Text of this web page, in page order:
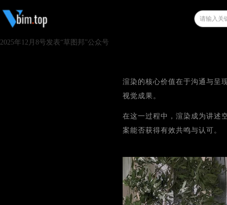
2025年12月8号发表“草图邦”公众号
渲染的核心价值在于沟通与呈
视觉成果。
在这一过程中，渲染成为讲述
案能否获得有效共鸣与认可。